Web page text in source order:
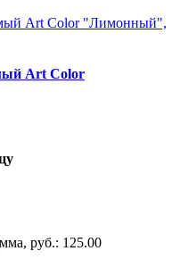
Art Color
руб.: 125.00